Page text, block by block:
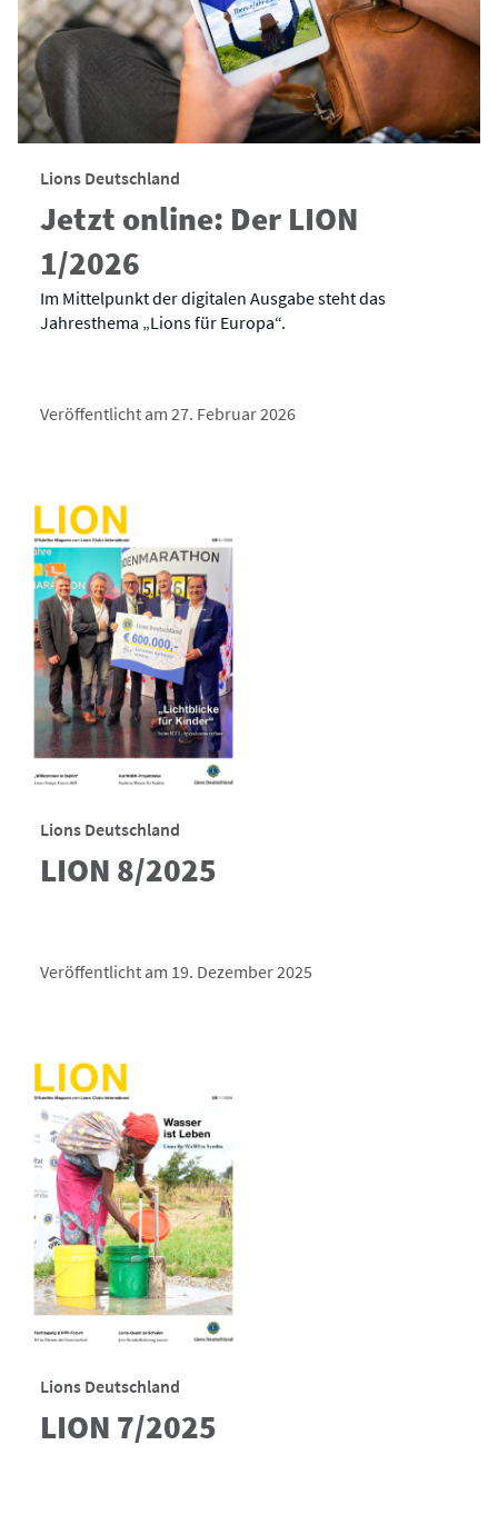
Lions Deutschland
Jetzt online: Der LION
1/2026
Im Mittelpunkt der digitalen Ausgabe steht das
Jahresthema „Lions für Europa“.
Veröffentlicht am 27. Februar 2026
Lions Deutschland
LION 8/2025
Veröffentlicht am 19. Dezember 2025
Lions Deutschland
LION 7/2025